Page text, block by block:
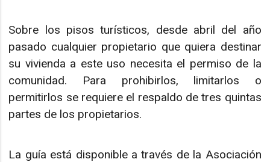
Sobre los pisos turísticos, desde abril del año
pasado cualquier propietario que quiera destinar
su vivienda a este uso necesita el permiso de la
comunidad. Para prohibirlos, limitarlos o
permitirlos se requiere el respaldo de tres quintas
partes de los propietarios.
La guía está disponible a través de la Asociación